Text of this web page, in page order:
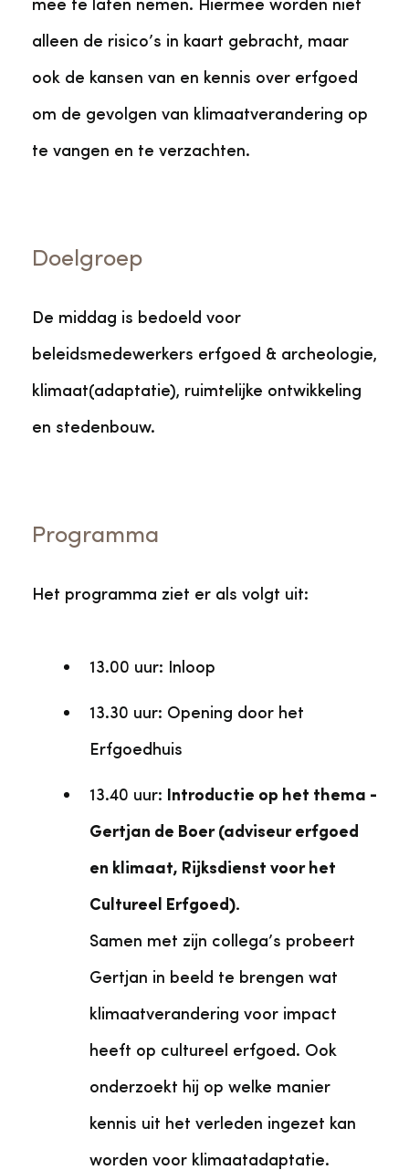
mee te laten nemen. Hiermee worden niet
alleen de risico’s in kaart gebracht, maar
ook de kansen van en kennis over erfgoed
om de gevolgen van klimaatverandering op
te vangen en te verzachten.
Doelgroep
De middag is bedoeld voor
beleidsmedewerkers erfgoed & archeologie,
klimaat(adaptatie), ruimtelijke ontwikkeling
en stedenbouw.
Programma
Het programma ziet er als volgt uit:
13.00 uur: Inloop
13.30 uur: Opening door het
Erfgoedhuis
13.40 uur: Introductie op het thema -
Gertjan de Boer (adviseur erfgoed
en klimaat, Rijksdienst voor het
Cultureel Erfgoed).
Samen met zijn collega’s probeert
Gertjan in beeld te brengen wat
klimaatverandering voor impact
heeft op cultureel erfgoed. Ook
onderzoekt hij op welke manier
kennis uit het verleden ingezet kan
worden voor klimaatadaptatie.